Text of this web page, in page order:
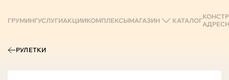
ГРУМИНГУСЛУГИАКЦИИКОМПЛЕКСЫМАГАЗИН КАТАЛОГ
РУЛЕТКИ